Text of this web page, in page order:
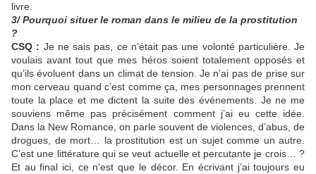
livre.
3/ Pourquoi situer le roman dans le milieu de la prostitution
?
CSQ : Je ne sais pas, ce n’était pas une volonté particulière. Je
voulais avant tout que mes héros soient totalement opposés et
qu’ils évoluent dans un climat de tension. Je n’ai pas de prise sur
mon cerveau quand c’est comme ça, mes personnages prennent
toute la place et me dictent la suite des événements. Je ne me
souviens même pas précisément comment j’ai eu cette idée.
Dans la New Romance, on parle souvent de violences, d’abus, de
drogues, de mort… la prostitution est un sujet comme un autre.
C’est une littérature qui se veut actuelle et percutante je crois… ?
Et au final ici, ce n’est que le décor. En écrivant j’ai toujours eu